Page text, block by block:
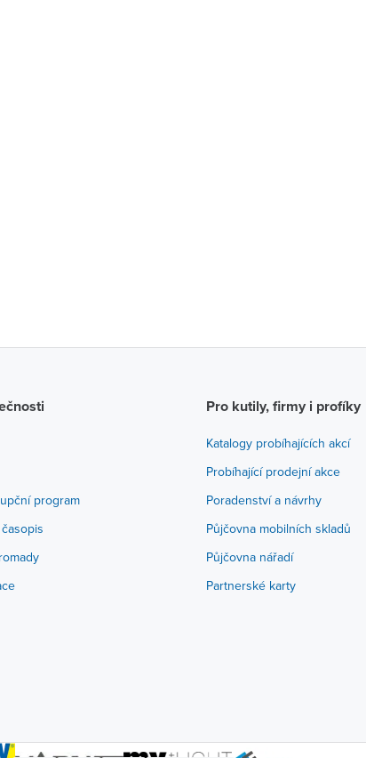
program
Pro kutily, firmy i profíky
Katalogy probíhajících akcí
Probíhající prodejní akce
Poradenství a návrhy
Půjčovna mobilních skladů
Půjčovna nářadí
Partnerské karty